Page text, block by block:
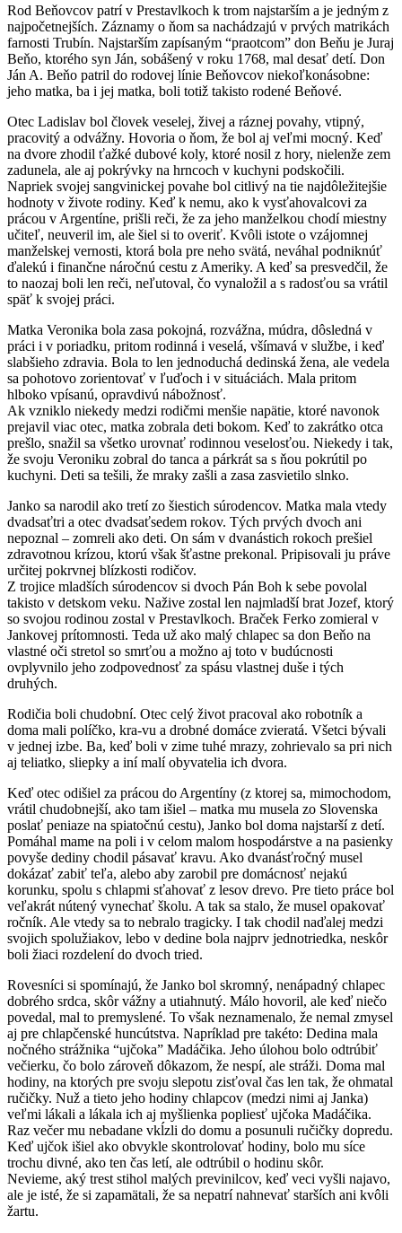
Rod Beňovcov patrí v Prestavlkoch k trom najstarším a je jedným z
najpočetnejších. Záznamy o ňom sa nachádzajú v prvých matrikách
farnosti Trubín. Najstarším zapísaným “praotcom” don Beňu je Juraj
Beňo, ktorého syn Ján, sobášený v roku 1768, mal desať detí. Don
Ján A. Beňo patril do rodovej línie Beňovcov niekoľkonásobne:
jeho matka, ba i jej matka, boli totiž takisto rodené Beňové.
Otec Ladislav bol človek veselej, živej a ráznej povahy, vtipný,
pracovitý a odvážny. Hovoria o ňom, že bol aj veľmi mocný. Keď
na dvore zhodil ťažké dubové koly, ktoré nosil z hory, nielenže zem
zadunela, ale aj pokrývky na hrncoch v kuchyni podskočili.
Napriek svojej sangvinickej povahe bol citlivý na tie najdôležitejšie
hodnoty v živote rodiny. Keď k nemu, ako k vysťahovalcovi za
prácou v Argentíne, prišli reči, že za jeho manželkou chodí miestny
učiteľ, neuveril im, ale šiel si to overiť. Kvôli istote o vzájomnej
manželskej vernosti, ktorá bola pre neho svätá, neváhal podniknúť
ďalekú i finančne náročnú cestu z Ameriky. A keď sa presvedčil, že
to naozaj boli len reči, neľutoval, čo vynaložil a s radosťou sa vrátil
späť k svojej práci.
Matka Veronika bola zasa pokojná, rozvážna, múdra, dôsledná v
práci i v poriadku, pritom rodinná i veselá, všímavá v službe, i keď
slabšieho zdravia. Bola to len jednoduchá dedinská žena, ale vedela
sa pohotovo zorientovať v ľuďoch i v situáciách. Mala pritom
hlboko vpísanú, opravdivú nábožnosť.
Ak vzniklo niekedy medzi rodičmi menšie napätie, ktoré navonok
prejavil viac otec, matka zobrala deti bokom. Keď to zakrátko otca
prešlo, snažil sa všetko urovnať rodinnou veselosťou. Niekedy i tak,
že svoju Veroniku zobral do tanca a párkrát sa s ňou pokrútil po
kuchyni. Deti sa tešili, že mraky zašli a zasa zasvietilo slnko.
Janko sa narodil ako tretí zo šiestich súrodencov. Matka mala vtedy
dvadsaťtri a otec dvadsaťsedem rokov. Tých prvých dvoch ani
nepoznal – zomreli ako deti. On sám v dvanástich rokoch prešiel
zdravotnou krízou, ktorú však šťastne prekonal. Pripisovali ju práve
určitej pokrvnej blízkosti rodičov.
Z trojice mladších súrodencov si dvoch Pán Boh k sebe povolal
takisto v detskom veku. Nažive zostal len najmladší brat Jozef, ktorý
so svojou rodinou zostal v Prestavlkoch. Braček Ferko zomieral v
Jankovej prítomnosti. Teda už ako malý chlapec sa don Beňo na
vlastné oči stretol so smrťou a možno aj toto v budúcnosti
ovplyvnilo jeho zodpovednosť za spásu vlastnej duše i tých
druhých.
Rodičia boli chudobní. Otec celý život pracoval ako robotník a
doma mali políčko, kra-vu a drobné domáce zvieratá. Všetci bývali
v jednej izbe. Ba, keď boli v zime tuhé mrazy, zohrievalo sa pri nich
aj teliatko, sliepky a iní malí obyvatelia ich dvora.
Keď otec odišiel za prácou do Argentíny (z ktorej sa, mimochodom,
vrátil chudobnejší, ako tam išiel – matka mu musela zo Slovenska
poslať peniaze na spiatočnú cestu), Janko bol doma najstarší z detí.
Pomáhal mame na poli i v celom malom hospodárstve a na pasienky
povyše dediny chodil pásavať kravu. Ako dvanásťročný musel
dokázať zabiť teľa, alebo aby zarobil pre domácnosť nejakú
korunku, spolu s chlapmi sťahovať z lesov drevo. Pre tieto práce bol
veľakrát nútený vynechať školu. A tak sa stalo, že musel opakovať
ročník. Ale vtedy sa to nebralo tragicky. I tak chodil naďalej medzi
svojich spolužiakov, lebo v dedine bola najprv jednotriedka, neskôr
boli žiaci rozdelení do dvoch tried.
Rovesníci si spomínajú, že Janko bol skromný, nenápadný chlapec
dobrého srdca, skôr vážny a utiahnutý. Málo hovoril, ale keď niečo
povedal, mal to premyslené. To však neznamenalo, že nemal zmysel
aj pre chlapčenské huncútstva. Napríklad pre takéto: Dedina mala
nočného strážnika “ujčoka” Madáčika. Jeho úlohou bolo odtrúbiť
večierku, čo bolo zároveň dôkazom, že nespí, ale stráži. Doma mal
hodiny, na ktorých pre svoju slepotu zisťoval čas len tak, že ohmatal
ručičky. Nuž a tieto jeho hodiny chlapcov (medzi nimi aj Janka)
veľmi lákali a lákala ich aj myšlienka popliesť ujčoka Madáčika.
Raz večer mu nebadane vkĺzli do domu a posunuli ručičky dopredu.
Keď ujčok išiel ako obvykle skontrolovať hodiny, bolo mu síce
trochu divné, ako ten čas letí, ale odtrúbil o hodinu skôr.
Nevieme, aký trest stihol malých previnilcov, keď veci vyšli najavo,
ale je isté, že si zapamätali, že sa nepatrí nahnevať starších ani kvôli
žartu.